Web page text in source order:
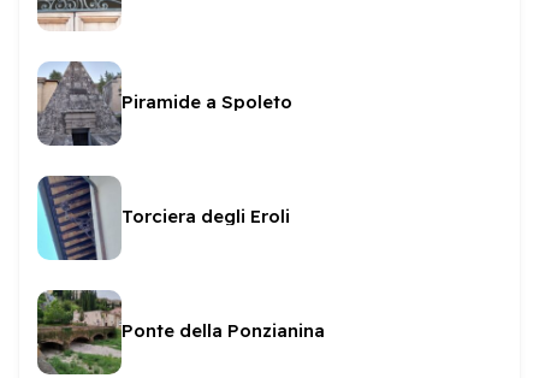
Piramide a Spoleto
Torciera degli Eroli
Ponte della Ponzianina